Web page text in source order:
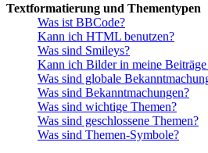
Textformatierung und Thementypen
Was ist BBCode?
Kann ich HTML benutzen?
Was sind Smileys?
Kann ich Bilder in meine
Was sind globale
Was sind Bekanntmachungen?
Was sind wichtige Themen?
Was sind geschlossene Themen?
Was sind Themen-Symbole?